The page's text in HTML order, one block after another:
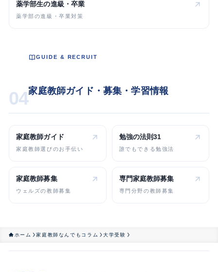
薬学部生の進級・卒業
薬学部の進級・卒業対策
04
GUIDE & RECRUIT
家庭教師ガイド・募集・学習情報
家庭教師ガイド
家庭教師選びのお手伝い
勉強の法則31
誰でもできる勉強法
家庭教師募集
ウェルズの教師募集
専門家庭教師募集
専門分野の教師募集
ホーム 家庭教師なんでもコラム 大学受験